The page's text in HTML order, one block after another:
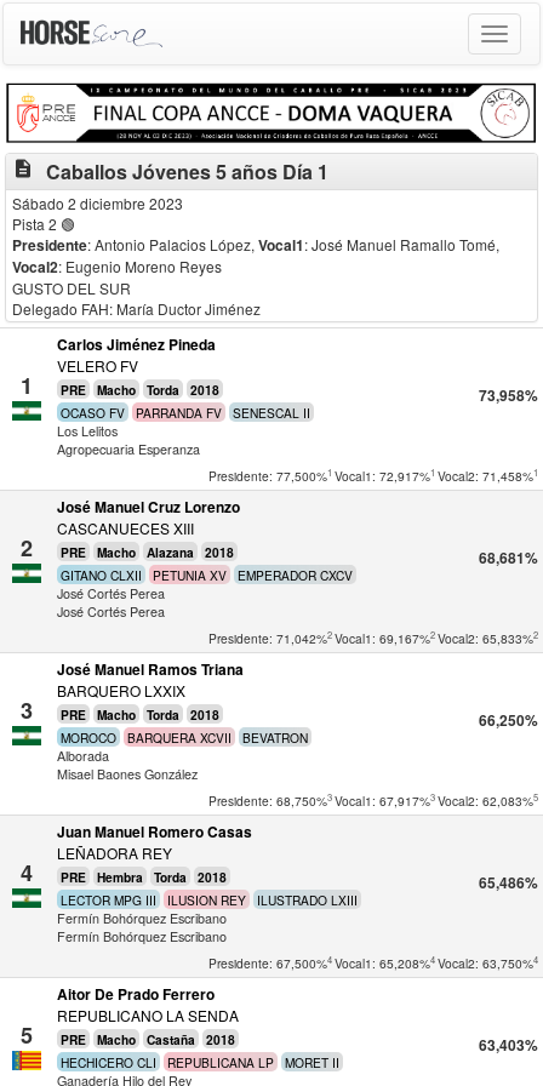
Toggle
description Caballos Jóvenes 5 años Día 1
Sábado 2 diciembre 2023
Pista 2 🟢
Presidente: Antonio Palacios López, Vocal1: José Manuel Ramallo Tomé,
Vocal2: Eugenio Moreno Reyes
GUSTO DEL SUR
Delegado FAH: María Ductor Jiménez
1
Carlos Jiménez Pineda
VELERO FV
PRE Macho Torda 2018
OCASO FV PARRANDA FV SENESCAL II
Los Lelitos
Agropecuaria Esperanza
73,958%
Presidente: 77,500%1 Vocal1: 72,917%1 Vocal2: 71,458%1
2
José Manuel Cruz Lorenzo
CASCANUECES XIII
PRE Macho Alazana 2018
GITANO CLXII PETUNIA XV
EMPERADOR CXCV
José Cortés Perea
José Cortés Perea
68,681%
Presidente: 71,042%2Vocal1: 69,167%2Vocal2: 65,833%2
3
José Manuel Ramos Triana
BARQUERO LXXIX
PRE Macho Torda 2018
MOROCO BARQUERA XCVII
BEVATRON
Alborada
Misael Baones González
66,250%
Presidente: 68,750%3Vocal1: 67,917%3Vocal2: 62,083%5
4
Juan Manuel Romero Casas
LEÑADORA REY
PRE Hembra Torda 2018
LECTOR MPG III ILUSION REY
ILUSTRADO LXIII
Fermín Bohórquez Escribano
Fermín Bohórquez Escribano
65,486%
Presidente: 67,500%4Vocal1: 65,208%4Vocal2: 63,750%4
5
Aitor De Prado Ferrero
REPUBLICANO LA SENDA
PRE Macho Castaña 2018
HECHICERO CLI REPUBLICANA LP MORET II
Ganadería Hilo del Rey
63,403%